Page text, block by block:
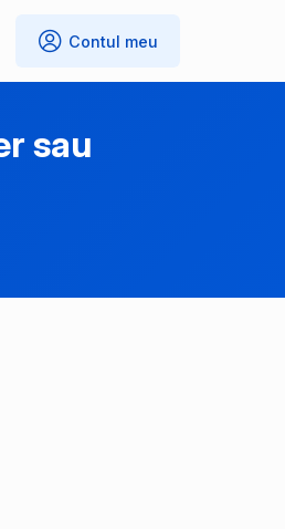
Contul meu
sau